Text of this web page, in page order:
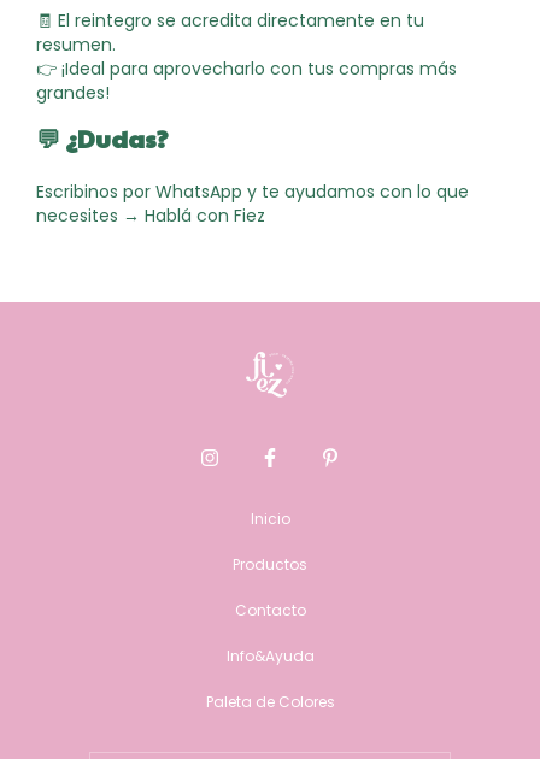
🧾 El reintegro se acredita directamente en tu
resumen.
👉 ¡Ideal para aprovecharlo con tus compras más
grandes!
💬 ¿Dudas?
Escribinos por WhatsApp y te ayudamos con lo que
necesites → Hablá con Fiez
Inicio
Productos
Contacto
Info&Ayuda
Paleta de Colores